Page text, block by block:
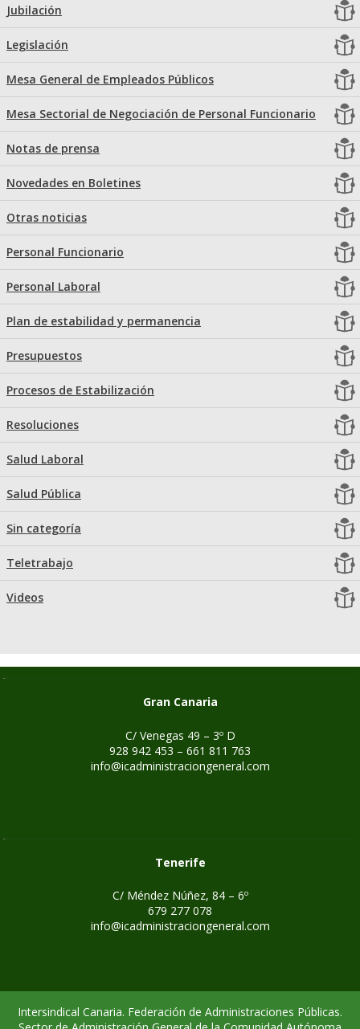
Jubilación
Legislación
Mesa General de Empleados Públicos
Mesa Sectorial de Negociación de Personal Funcionario
Notas de prensa
Novedades en Boletines
Otras noticias
Personal Funcionario
Personal Laboral
Plan de estabilidad y permanencia
Presupuestos
Procesos de Estabilización
Resoluciones
Salud Laboral
Salud Pública
Sin categoría
Teletrabajo
Videos
Gran Canaria
C/ Venegas 49 – 3º D
928 942 453 – 661 811 763
info@icadministraciongeneral.com
Tenerife
C/ Méndez Núñez, 84 – 6º
679 277 078
info@icadministraciongeneral.com
Intersindical Canaria. Federación de Administraciones Públicas.